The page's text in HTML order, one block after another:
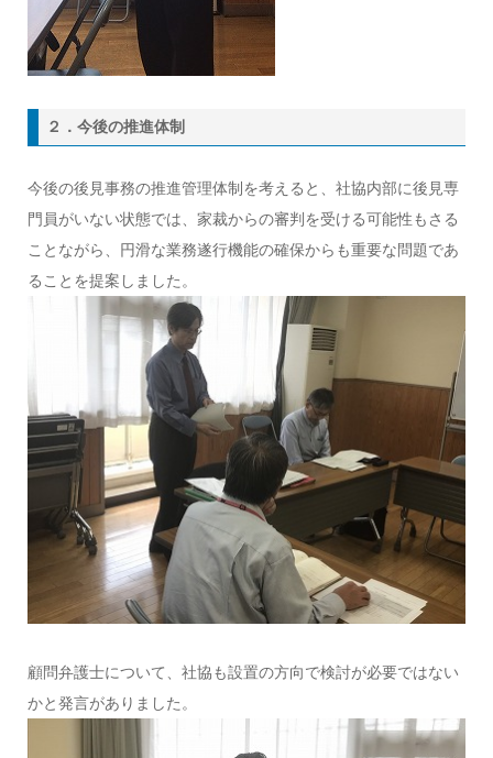
２．今後の推進体制
今後の後見事務の推進管理体制を考えると、社協内部に後見専
門員がいない状態では、家裁からの審判を受ける可能性もさる
ことながら、円滑な業務遂行機能の確保からも重要な問題であ
ることを提案しました。
顧問弁護士について、社協も設置の方向で検討が必要ではない
かと発言がありました。